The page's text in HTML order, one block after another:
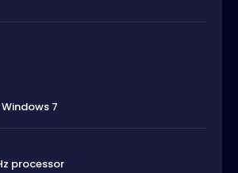
7
processor